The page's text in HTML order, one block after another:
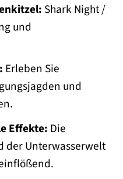
Shark Night /
und
Erleben Sie
und
Effekte: Die
der Unterwasserwelt